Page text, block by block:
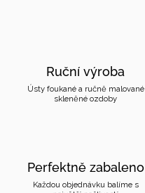
Ruční výroba
Ústy foukané a ručně malované
skleněné ozdoby
Perfektně zabaleno
Každou objednávku balíme s